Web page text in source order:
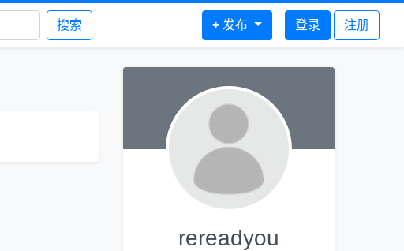
搜索 + 发布 登录 注册
rereadyou